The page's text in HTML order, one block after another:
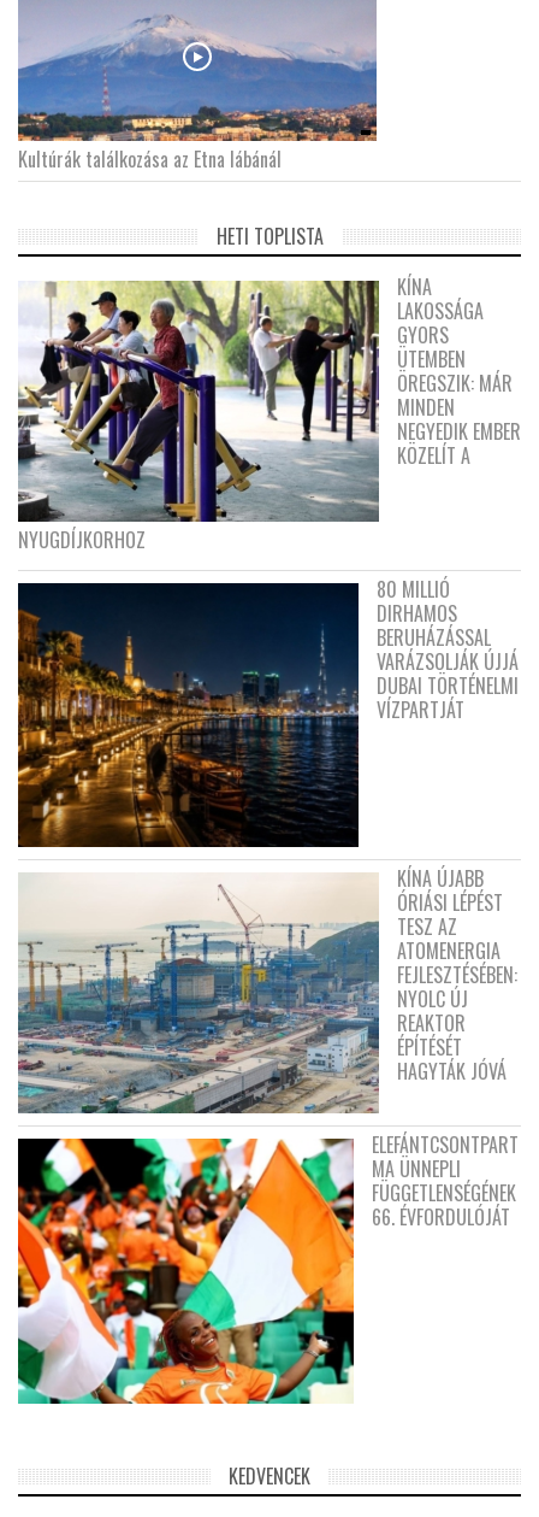
Kultúrák találkozása az Etna lábánál
HETI TOPLISTA
KÍNA
LAKOSSÁGA
GYORS
ÜTEMBEN
ÖREGSZIK: MÁR
MINDEN
NEGYEDIK EMBER
KÖZELÍT A
NYUGDÍJKORHOZ
80 MILLIÓ
DIRHAMOS
BERUHÁZÁSSAL
VARÁZSOLJÁK ÚJJÁ
DUBAI TÖRTÉNELMI
VÍZPARTJÁT
KÍNA ÚJABB
ÓRIÁSI LÉPÉST
TESZ AZ
ATOMENERGIA
FEJLESZTÉSÉBEN:
NYOLC ÚJ
REAKTOR
ÉPÍTÉSÉT
HAGYTÁK JÓVÁ
ELEFÁNTCSONTPART
MA ÜNNEPLI
FÜGGETLENSÉGÉNEK
66. ÉVFORDULÓJÁT
KEDVENCEK